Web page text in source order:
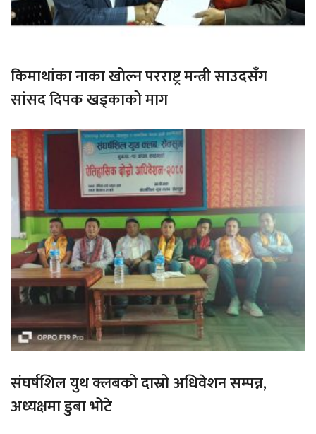
किमाथांका नाका खोल्न परराष्ट्र मन्त्री साउदसँग
सांसद दिपक खड्काको माग
संघर्षशिल युथ क्लबको दास्रो अधिवेशन सम्पन्न,
अध्यक्षमा डुबा भोटे